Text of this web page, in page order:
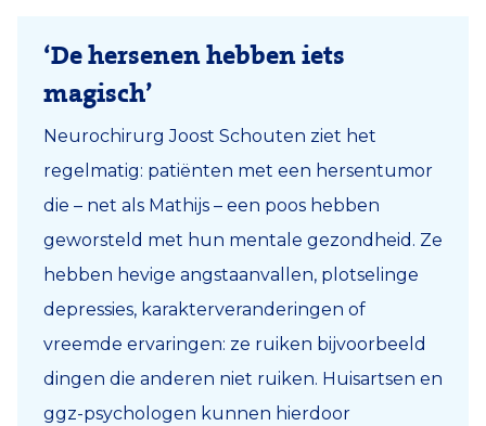
‘De hersenen hebben iets
magisch’
Neurochirurg Joost Schouten ziet het
regelmatig: patiënten met een hersentumor
die – net als Mathijs – een poos hebben
geworsteld met hun mentale gezondheid. Ze
hebben hevige angstaanvallen, plotselinge
depressies, karakterveranderingen of
vreemde ervaringen: ze ruiken bijvoorbeeld
dingen die anderen niet ruiken. Huisartsen en
ggz-psychologen kunnen hierdoor